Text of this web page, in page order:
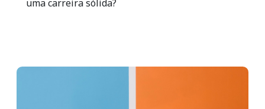
uma carreira sólida?